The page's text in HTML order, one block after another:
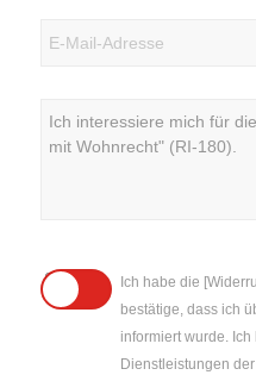
Ich habe die
bestätige, dass ich
informiert wurde.
Dienstleistungen